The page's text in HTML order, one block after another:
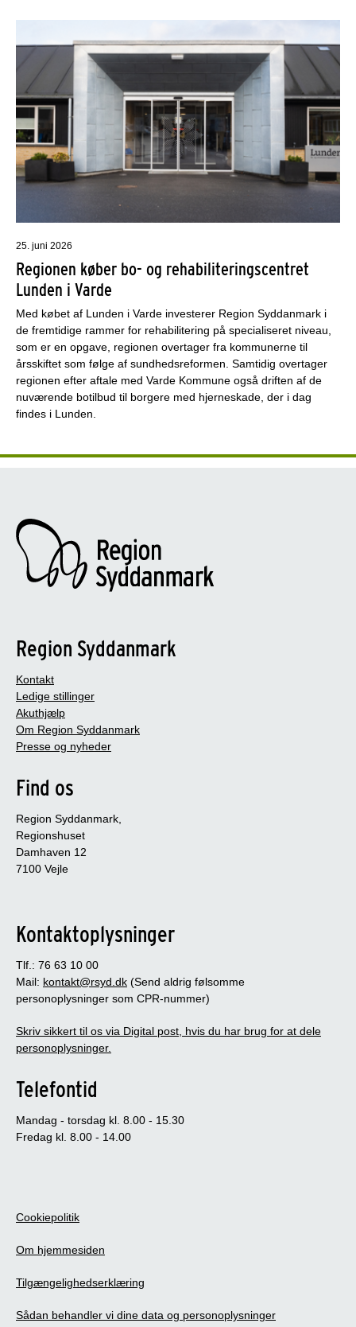
25. juni 2026
Regionen køber bo- og rehabiliteringscentret
Lunden i Varde
Med købet af Lunden i Varde investerer Region Syddanmark i
de fremtidige rammer for rehabilitering på specialiseret niveau,
som er en opgave, regionen overtager fra kommunerne til
årsskiftet som følge af sundhedsreformen. Samtidig overtager
regionen efter aftale med Varde Kommune også driften af de
nuværende botilbud til borgere med hjerneskade, der i dag
findes i Lunden.
Region Syddanmark
Kontakt
Ledige stillinger
Akuthjælp
Om Region Syddanmark
Presse og nyheder
Find os
Region Syddanmark,
Regionshuset
Damhaven 12
7100 Vejle
Kontaktoplysninger
Tlf.: 76 63 10 00
Mail: kontakt@rsyd.dk (Send aldrig følsomme
personoplysninger som CPR-nummer)
Skriv sikkert til os via Digital post, hvis du har brug for at dele
personoplysninger.
Telefontid
Mandag - torsdag kl. 8.00 - 15.30
Fredag kl. 8.00 - 14.00
Cookiepolitik
Om hjemmesiden
Tilgængelighedserklæring
Sådan behandler vi dine data og personoplysninger